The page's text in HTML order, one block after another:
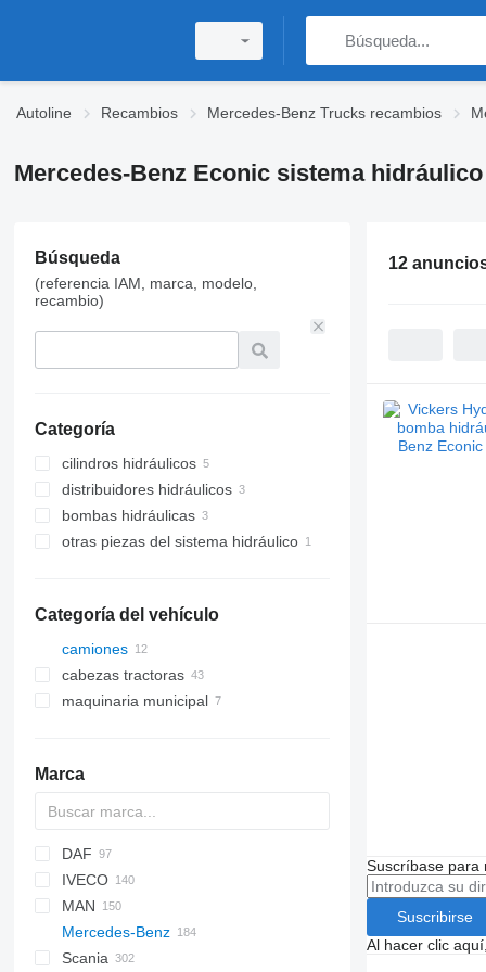
Autoline Recambios Mercedes-Benz Trucks recambios
Mercedes-Benz Econic sistema
Búsqueda
(referencia IAM, marca, modelo,
recambio)
Categoría
cilindros hidráulicos
distribuidores hidráulicos
bombas hidráulicas
otras piezas del sistema hidráulico
Categoría del vehículo
camiones
cabezas tractoras
maquinaria municipal
Marca
BM
HD
D series
GP
DAF
AS
CF
XD
XF
AC
F-MAX
M series
X series
GMK
RT
T-series
IVECO
Daily
EuroCargo
EuroStar
S-series
NPR
NQR
PC
WA
KMK
LTM
R-series
MAN
F90
L2000
Mercedes-Benz
A-Class
Canter
Atleon
Magnum
Scania
12
Suscríbase para
Suscribirse
Al hacer clic